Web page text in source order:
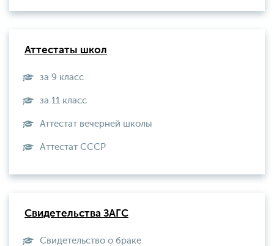
Аттестаты школ
за 9 класс
за 11 класс
Аттестат вечерней школы
Aттестат СССР
Свидетельства ЗАГС
Свидетельство о браке